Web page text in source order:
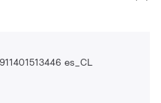
es_CL